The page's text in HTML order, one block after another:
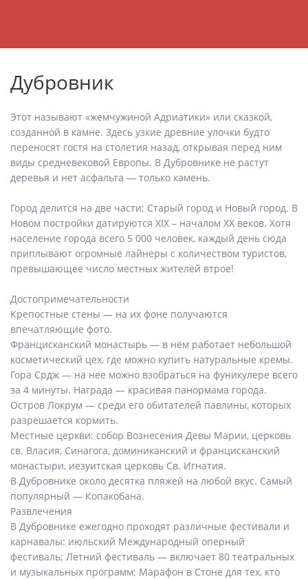
Дубровник
Этот называют «жемчужиной Адриатики» или сказкой,
созданной в камне. Здесь узкие древние улочки будто
переносят гостя на столетия назад, открывая перед ним
виды средневековой Европы. В Дубровнике не растут
деревья и нет асфальта — только камень.
Город делится на две части: Старый город и Новый город. В
Новом постройки датируются XIX – началом XX веков. Хотя
население города всего 5 000 человек, каждый день сюда
приплывают огромные лайнеры с количеством туристов,
превышающее число местных жителей втрое!
Достопримечательности
Крепостные стены — на их фоне получаются
впечатляющие фото.
Францисканский монастырь — в нём работает небольшой
косметический цех, где можно купить натуральные кремы.
Гора Срдж — на нее можно взобраться на фуникулере всего
за 4 минуты. Награда — красивая панормама города.
Остров Локрум — среди его обитателей павлины, которых
разрешается кормить.
Местные церкви: собор Вознесения Девы Марии, церковь
св. Власия, Синагога, доминиканский и францисканский
монастыри, иезуитская церковь Св. Игнатия.
В Дубровнике около десятка пляжей на любой вкус. Самый
популярный — Копакобана.
Развлечения
В Дубровнике ежегодно проходят различные фестивали и
карнавалы: июльский Международный оперный
фестиваль; Летний фестиваль — включает 80 театральных
и музыкальных программ; Марафон в Стоне для тех, кто